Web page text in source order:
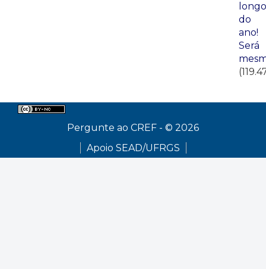
longo
do
ano!
Será
Pergunte ao CREF - © 2026
Apoio SEAD/UFRGS